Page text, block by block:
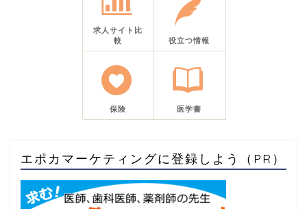
求人サイト比
較
役立つ情報
保険 医学書
エポカマーケティングに登録しよう（PR）